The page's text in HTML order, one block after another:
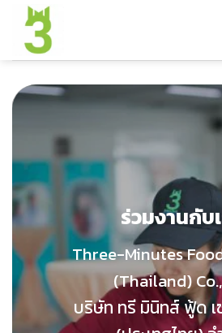
content
ร่วมงานกับ
Three-Minutes
(Thailand)
บริษัท ทรี มินิทส์ ฟู้ด เ